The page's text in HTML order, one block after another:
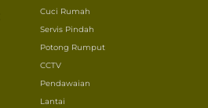
Cuci Rumah
Servis Pindah
Potong Rumput
CCTV
Pendawaian
Lantai